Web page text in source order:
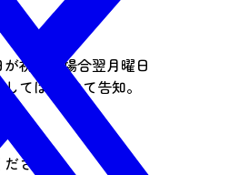
祝日の場合翌月曜日
てはHPにて告知。
さい。